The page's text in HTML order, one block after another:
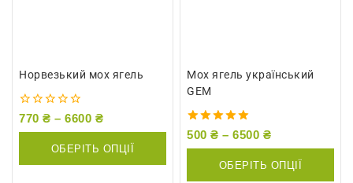
Норвезький мох ягель
0
770 ₴ – 6600 ₴
ОБЕРІТЬ ОПЦІЇ
Мох ягель український
GEM
5.00
500 ₴ – 6500 ₴
ОБЕРІТЬ ОПЦІЇ